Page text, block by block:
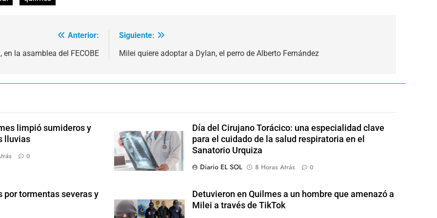
Anterior:
en la asamblea del FECOBE
Siguiente:
Milei quiere adoptar a Dylan, el perro de Alberto Fernández
limpió sumideros y
lluvias
0
Día del Cirujano Torácico: una especialidad clave
para el cuidado de la salud respiratoria en el
Sanatorio Urquiza
Diario EL SOL
8 Horas Atrás 0
por tormentas severas y
Detuvieron en Quilmes a un hombre que amenazó a
Milei a través de TikTok